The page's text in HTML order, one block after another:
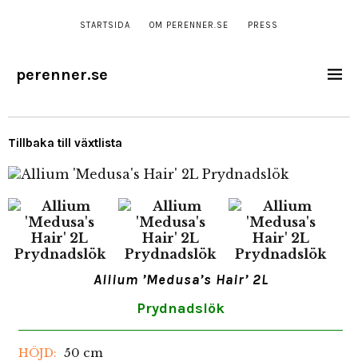
STARTSIDA OM PERENNER.SE PRESS
perenner.se
Tillbaka till växtlista
Allium ’Medusa’s Hair’ 2L
Prydnadslök
HÖJD: 50 cm